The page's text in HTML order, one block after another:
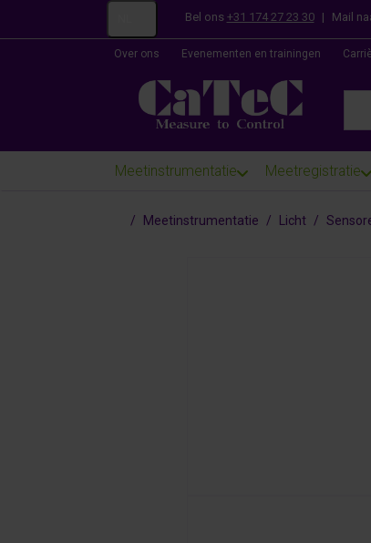
Bel ons +31 174 27 23 30 | Mail
Over ons Evenementen en trainingen
Meetinstrumentatie Meetregistratie
Startpagina
Meetinstrumentatie Licht